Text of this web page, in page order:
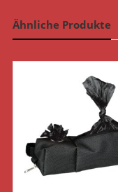
Ähnliche Produkte